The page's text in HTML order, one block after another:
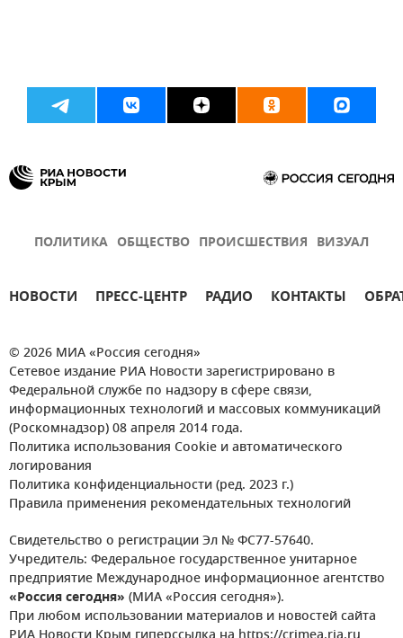
ПОЛИТИКА ОБЩЕСТВО ПРОИСШЕСТВИЯ ВИЗУАЛ
НОВОСТИ ПРЕСС-ЦЕНТР РАДИО КОНТАКТЫ
© 2026 МИА «Россия сегодня»
Сетевое издание РИА Новости зарегистрировано в
Федеральной службе по надзору в сфере связи,
информационных технологий и массовых коммуникаций
(Роскомнадзор) 08 апреля 2014 года.
Политика использования Cookie и автоматического
логирования
Политика конфиденциальности (ред. 2023 г.)
Правила применения рекомендательных технологий
Свидетельство о регистрации Эл № ФС77-57640.
Учредитель: Федеральное государственное унитарное
предприятие Международное информационное агентство
«Россия сегодня» (МИА «Россия сегодня»).
При любом использовании материалов и новостей сайта